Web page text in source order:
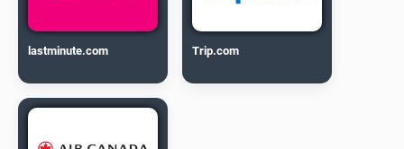
lastminute.com Trip.com